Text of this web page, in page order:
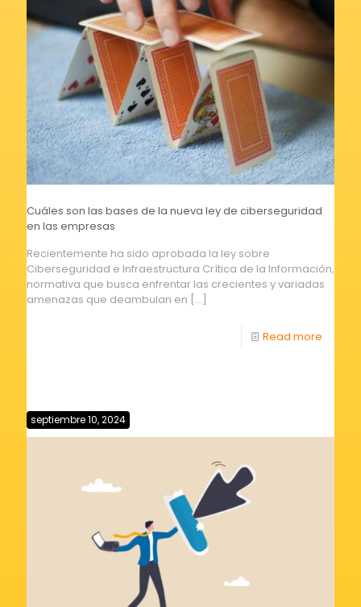
Cuáles son las bases de la nueva ley de ciberseguridad
en las empresas
Recientemente ha sido aprobada la ley sobre
Ciberseguridad e Infraestructura Crítica de la Información,
normativa que busca enfrentar las crecientes y variadas
amenazas que deambulan en […]
Read more
septiembre 10, 2024